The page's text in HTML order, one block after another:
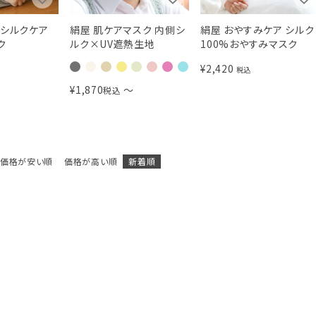
ルクケア
絹屋 肌ケアマスク 内側シ
ルク×UV遮熱生地
¥1,870税込 〜
絹屋 おやすみケア シルク
100%おやすみマスク
¥2,420 税込
価格が安い順 価格が高い順 新着順